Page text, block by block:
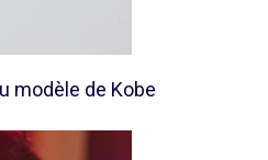
modèle de Kobe